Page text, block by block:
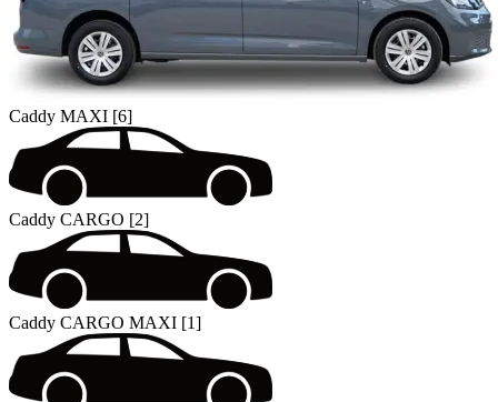
Caddy MAXI [6]
Caddy CARGO [2]
Caddy CARGO MAXI [1]